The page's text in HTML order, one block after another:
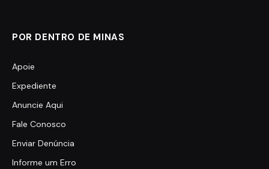
POR DENTRO DE MINAS
Apoie
Expediente
Anuncie Aqui
Fale Conosco
Enviar Denúncia
Informe um Erro